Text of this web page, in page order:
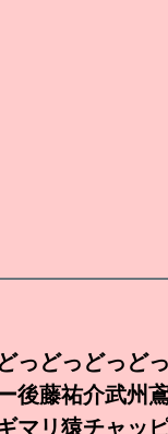
どっどっ
後藤祐介武
リ猿チャ